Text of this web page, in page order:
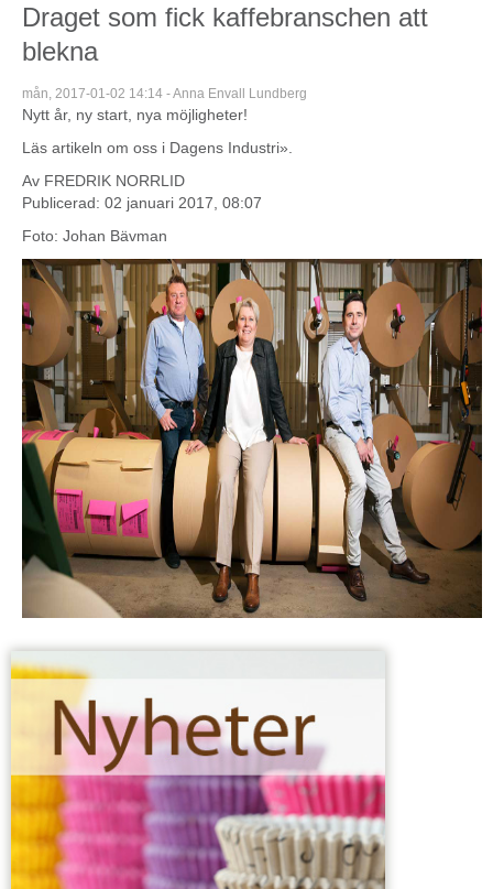
Draget som fick kaffebranschen att
blekna
mån, 2017-01-02 14:14 -Anna Envall Lundberg
Nytt år, ny start, nya möjligheter!
Läs artikeln om oss i Dagens Industri».
Av FREDRIK NORRLID
Publicerad: 02 januari 2017, 08:07
Foto: Johan Bävman